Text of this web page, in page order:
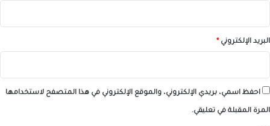
البريد الإلكتروني*
احفظ اسمي، بريدي الإلكتروني، والموقع الإلكتروني في هذا المتصفح لاستخدامها
المرة المقبلة في تعليقي.